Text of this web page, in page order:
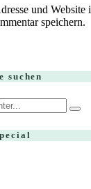
und Website
speichern.
suchen